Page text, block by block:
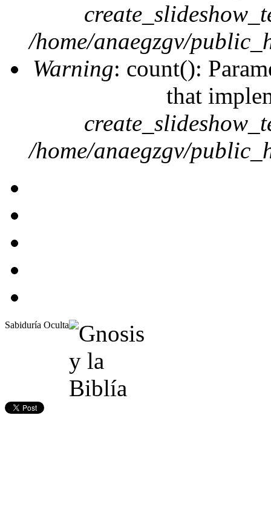
/home/anaegzgv/
Warning: count():
that
/home/anaegzgv/
Sabiduría Oculta